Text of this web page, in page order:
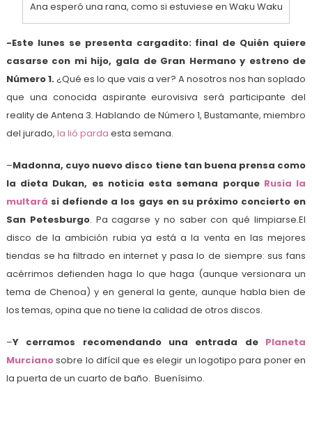
Ana esperó una rana, como si estuviese en Waku Waku
-Este lunes se presenta cargadito: final de Quién quiere
casarse con mi hijo, gala de Gran Hermano y estreno de
Número 1.¿Qué es lo que vais a ver? A nosotros nos han soplado
que una conocida aspirante eurovisiva será participante del
reality de Antena 3. Hablando de Número 1, Bustamante, miembro
del jurado, la lió parda esta semana.
–Madonna, cuyo nuevo disco tiene tan buena prensa como
la dieta Dukan, es noticia esta semana porque Rusia la
multará si defiende a los gays en su próximo concierto en
San Petesburgo. Pa cagarse y no saber con qué limpiarse.El
disco de la ambición rubia ya está a la venta en las mejores
tiendas se ha filtrado en internet y pasa lo de siempre: sus fans
acérrimos defienden haga lo que haga (aunque versionara un
tema de Chenoa) y en general la gente, aunque habla bien de
los temas, opina que no tiene la calidad de otros discos.
–Y cerramos recomendando una entrada de Planeta
Murcianosobre lo difícil que es elegir un logotipo para poner en
la puerta de un cuarto de baño. Buenísimo.